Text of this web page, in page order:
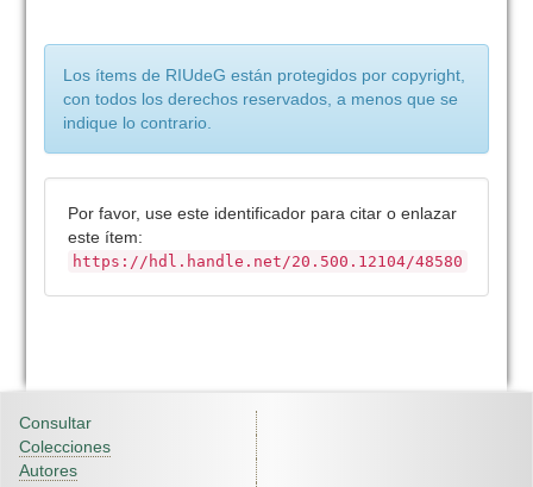
Los ítems de RIUdeG están protegidos por copyright,
con todos los derechos reservados, a menos que se
indique lo contrario.
Por favor, use este identificador para citar o enlazar
este ítem:
https://hdl.handle.net/20.500.12104/48580
Consultar
Colecciones
Autores